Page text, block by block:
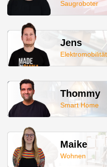
Saugroboter
Jens
Elektromobilität
Thommy
Smart Home
Maike
Wohnen